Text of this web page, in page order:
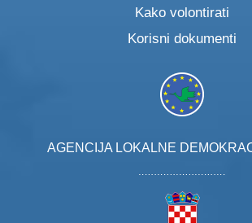
Kako volontirati
Korisni dokumenti
AGENCIJA LOKALNE